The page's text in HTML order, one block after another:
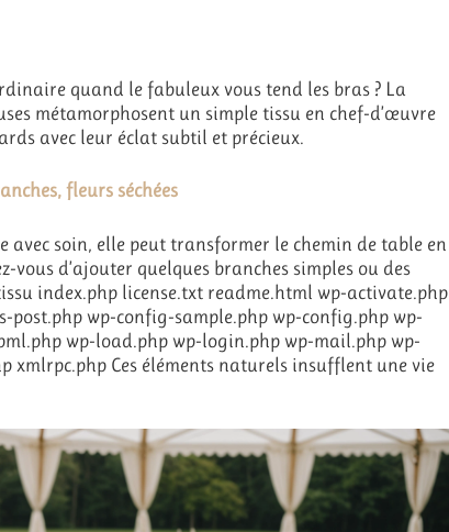
quand le fabuleux vous tend les bras ? La
métamorphosent un simple tissu en chef-d’œuvre
avec leur éclat subtil et précieux.
fleurs séchées
avec soin, elle peut transformer le chemin de table en
vous d’ajouter quelques branches simples ou des
index.php license.txt readme.html wp-activate.php
wp-config-sample.php wp-config.php wp-
wp-load.php wp-login.php wp-mail.php wp-
xmlrpc.php Ces éléments naturels insufflent une vie